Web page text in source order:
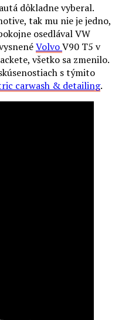
dôkladne vyberal.
tak mu nie je jedno,
osedlával VW
VolvoV90 T5 v
všetko sa zmenilo.
s týmito
carwash & detailing.